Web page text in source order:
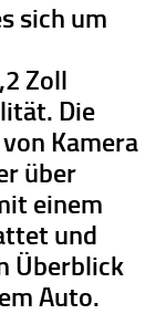
sich um
Zoll
Die
Kamera
über
einem
und
Überblick
Auto.